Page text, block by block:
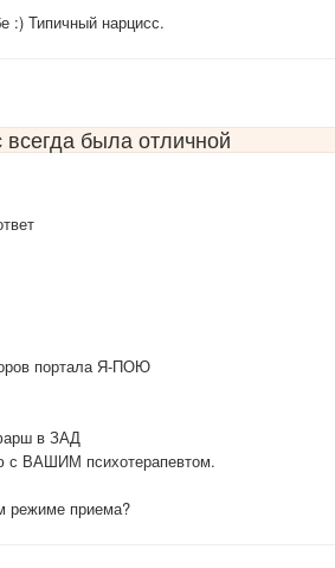
:) Типичный нарцисс.
была отличной
портала Я-ПОЮ
в ЗАД
с ВАШИМ психотерапевтом.
режиме приема?